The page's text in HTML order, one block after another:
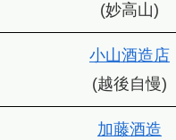
(妙高山)
小山酒造店
(越後自慢)
加藤酒造